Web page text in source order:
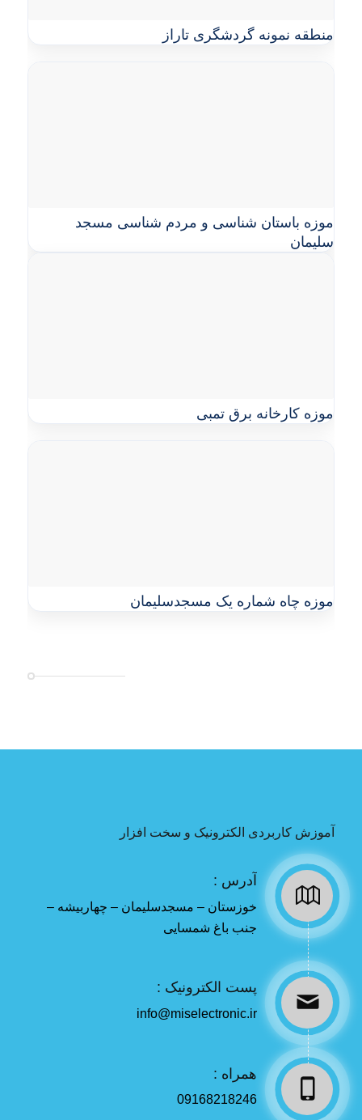
منطقه نمونه گردشگری تاراز
موزه باستان شناسی و مردم شناسی مسجد
سلیمان
موزه کارخانه برق تمبی
موزه چاه شماره یک مسجدسلیمان
آموزش کاربردی الکترونیک و سخت افزار
آدرس :
خوزستان – مسجدسلیمان – چهاربیشه –
جنب باغ شمسایی
پست الکترونیک :
info@miselectronic.ir
همراه :
09168218246